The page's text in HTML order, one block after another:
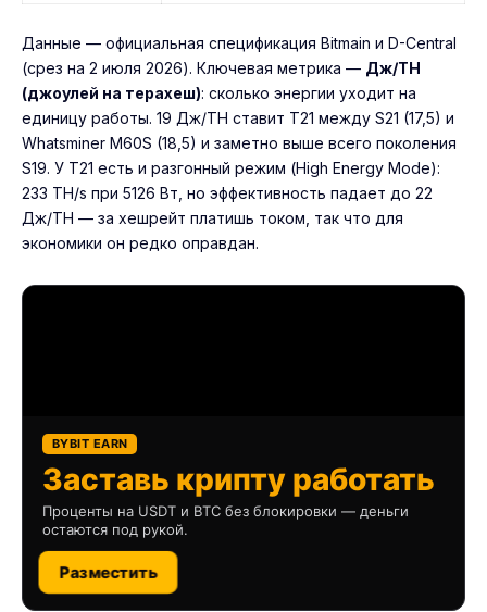
Данные — официальная спецификация Bitmain и D-Central
(срез на 2 июля 2026). Ключевая метрика — Дж/TH
(джоулей на терахеш): сколько энергии уходит на
единицу работы. 19 Дж/TH ставит T21 между S21 (17,5) и
Whatsminer M60S (18,5) и заметно выше всего поколения
S19. У T21 есть и разгонный режим (High Energy Mode):
233 TH/s при 5126 Вт, но эффективность падает до 22
Дж/TH — за хешрейт платишь током, так что для
экономики он редко оправдан.
BYBIT EARN
Заставь крипту работать
Проценты на USDT и BTC без блокировки — деньги
остаются под рукой.
Разместить